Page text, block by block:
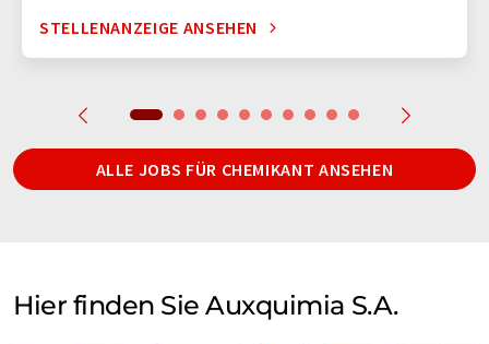
STELLENANZEIGE ANSEHEN
ALLE JOBS FÜR CHEMIKANT ANSEHEN
Hier finden Sie Auxquimia S.A.